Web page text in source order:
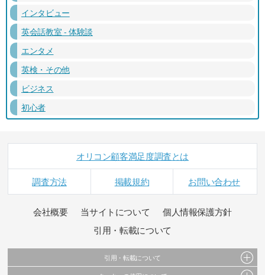
インタビュー
英会話教室 - 体験談
エンタメ
英検・その他
ビジネス
初心者
オリコン顧客満足度調査とは
調査方法 掲載規約 お問い合わせ
会社概要 当サイトについて
個人情報保護方針
引用・転載について
引用・転載について